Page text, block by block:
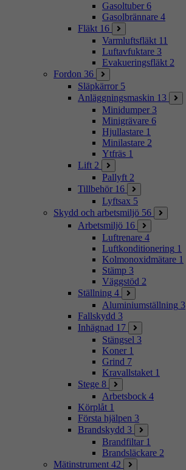
Gasoltuber 6
Gasolbrännare 4
Fläkt 16
Varmluftsfläkt 11
Luftavfuktare 3
Evakueringsfläkt 2
Fordon 36
Släpkärror 5
Anläggningsmaskin 13
Minidumper 3
Minigrävare 6
Hjullastare 1
Minilastare 2
Ytfräs 1
Lift 2
Pallyft 2
Tillbehör 16
Lyftsax 5
Skydd och arbetsmiljö 56
Arbetsmiljö 16
Luftrenare 4
Luftkonditionering 1
Kolmonoxidmätare 1
Stämp 3
Väggstöd 2
Ställning 4
Aluminiumställning 3
Fallskydd 3
Inhägnad 17
Stängsel 3
Koner 1
Grind 7
Kravallstaket 1
Stege 8
Arbetsbock 4
Körplåt 1
Första hjälpen 3
Brandskydd 3
Brandfiltar 1
Brandsläckare 2
Mätinstrument 42